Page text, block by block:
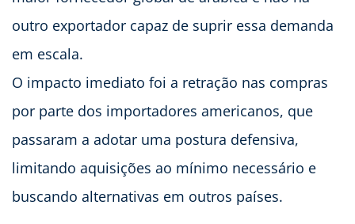
outro exportador capaz de suprir essa demanda
em escala.
O impacto imediato foi a retração nas compras
por parte dos importadores americanos, que
passaram a adotar uma postura defensiva,
limitando aquisições ao mínimo necessário e
buscando alternativas em outros países.